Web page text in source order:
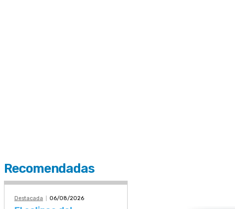
Recomendadas
Destacada 06/08/2026